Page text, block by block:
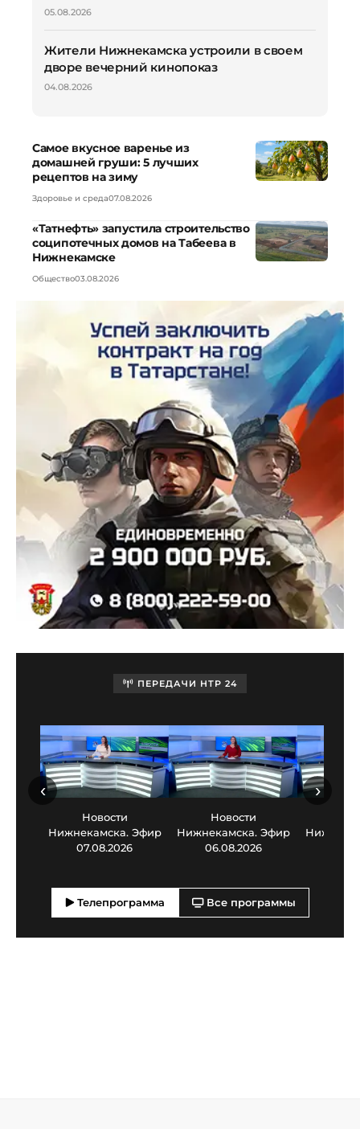
05.08.2026
Жители Нижнекамска устроили в своем
дворе вечерний кинопоказ
04.08.2026
Самое вкусное варенье из
домашней груши: 5 лучших
рецептов на зиму
Здоровье и среда07.08.2026
«Татнефть» запустила строительство
соципотечных домов на Табеева в
Нижнекамске
Общество03.08.2026
ПЕРЕДАЧИ НТР 24
Новости
Нижнекамска. Эфир
07.08.2026
Новости
Нижнекамска. Эфир
06.08.2026
‹ ›
Телепрограмма Все программы